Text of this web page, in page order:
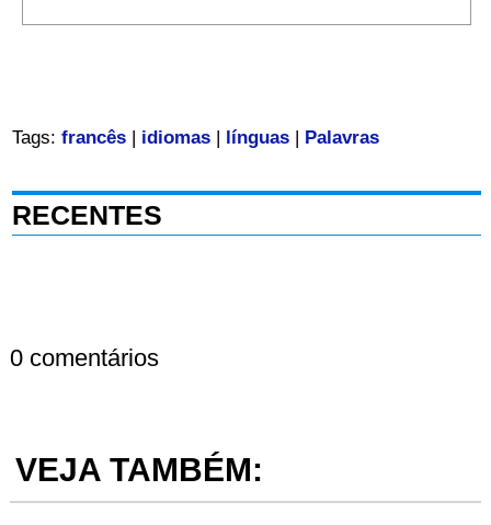
Tags: francês| idiomas| línguas| Palavras
RECENTES
0 comentários
VEJA TAMBÉM: